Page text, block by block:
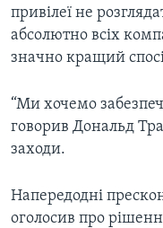
привілеї не
абсолютно всіх
значно кращий
“Ми хочемо
говорив Дональд
заходи.
Напередодні
оголосив про